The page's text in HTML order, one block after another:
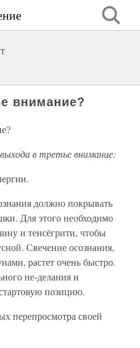
внимание?
в третье внимание:
должно покрывать
Для этого необходимо
и тенсёгрити, чтобы
Свечение осознания,
растет очень быстро.
не-делания и
позицию.
перепросмотра своей